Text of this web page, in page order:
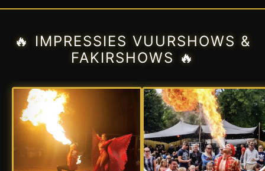
🔥 IMPRESSIES VUURSHOWS &
FAKIRSHOWS 🔥